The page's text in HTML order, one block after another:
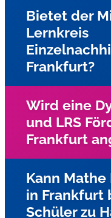
Bietet der
Lernkreis
Frankfurt?
Ja, gesamten
Umgebung bieten wir
Wird eine
und LRS
Frankfurt
Ja, für Kinder und
Kann
in Frankfurt
Schüler zu